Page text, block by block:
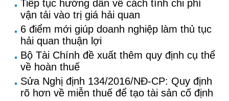
Tiếp tục hướng dẫn về cách tính chi phí
vận tải vào trị giá hải quan
6 điểm mới giúp doanh nghiệp làm thủ tục
hải quan thuận lợi
Bộ Tài Chính đề xuất thêm quy định cụ thể
về hoàn thuế
Sửa Nghị định 134/2016/NĐ-CP: Quy định
rõ hơn về miễn thuế để tạo tài sản cố định